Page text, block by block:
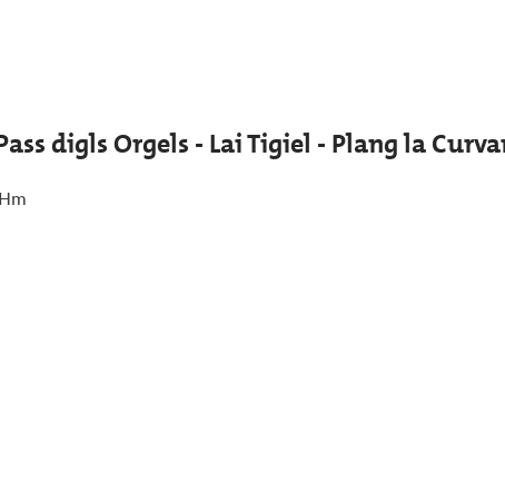
digls Orgels - Lai Tigiel - Plang la